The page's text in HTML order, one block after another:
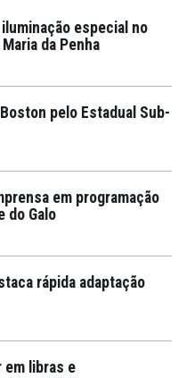
especial no
da Penha
pelo Estadual Sub-
em programação
do Galo
rápida adaptação
em libras e